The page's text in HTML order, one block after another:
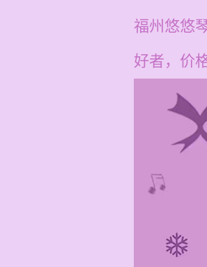
福州悠悠
好者，价